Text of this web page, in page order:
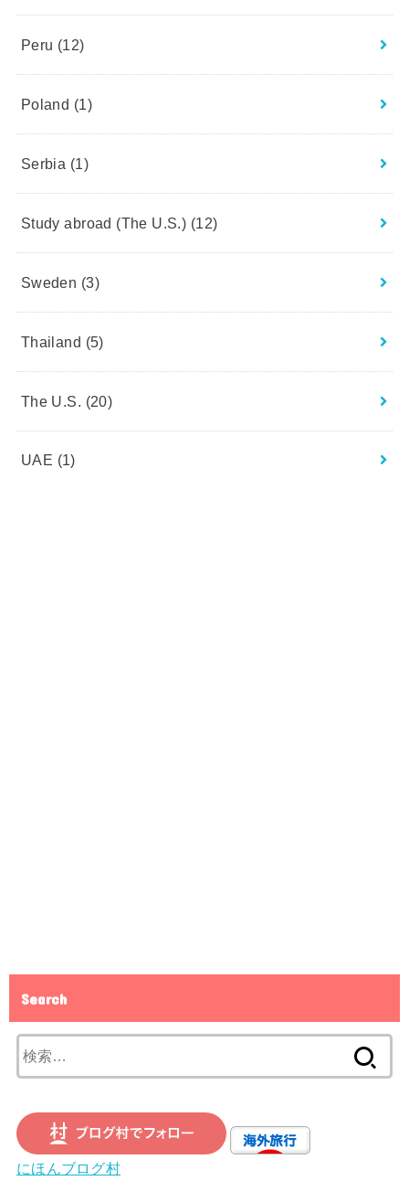
Peru (12)
Poland (1)
Serbia (1)
Study abroad (The U.S.) (12)
Sweden (3)
Thailand (5)
The U.S. (20)
UAE (1)
Search
索:
にほんブログ村